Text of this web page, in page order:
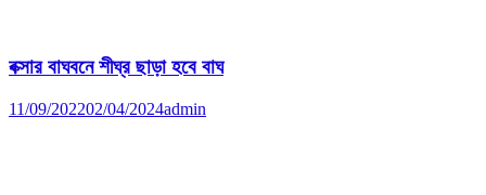
বক্সার বাঘবনে শীঘ্র ছাড়া হবে বাঘ
11/09/202202/04/2024admin